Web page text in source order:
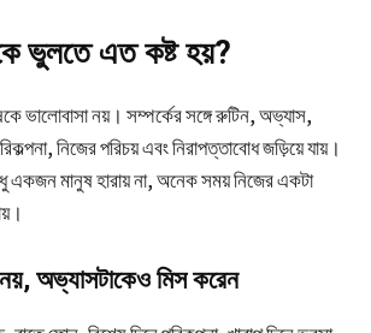
ভুলতে এত কষ্ট হয়?
ভালোবাসা নয়। সম্পর্কের সঙ্গে রুটিন, অভ্যাস,
নিজের পরিচয় এবং নিরাপত্তাবোধ জড়িয়ে যায়।
একজন মানুষ হারায় না, অনেক সময় নিজের একটা
অভ্যাসটাকেও মিস করেন